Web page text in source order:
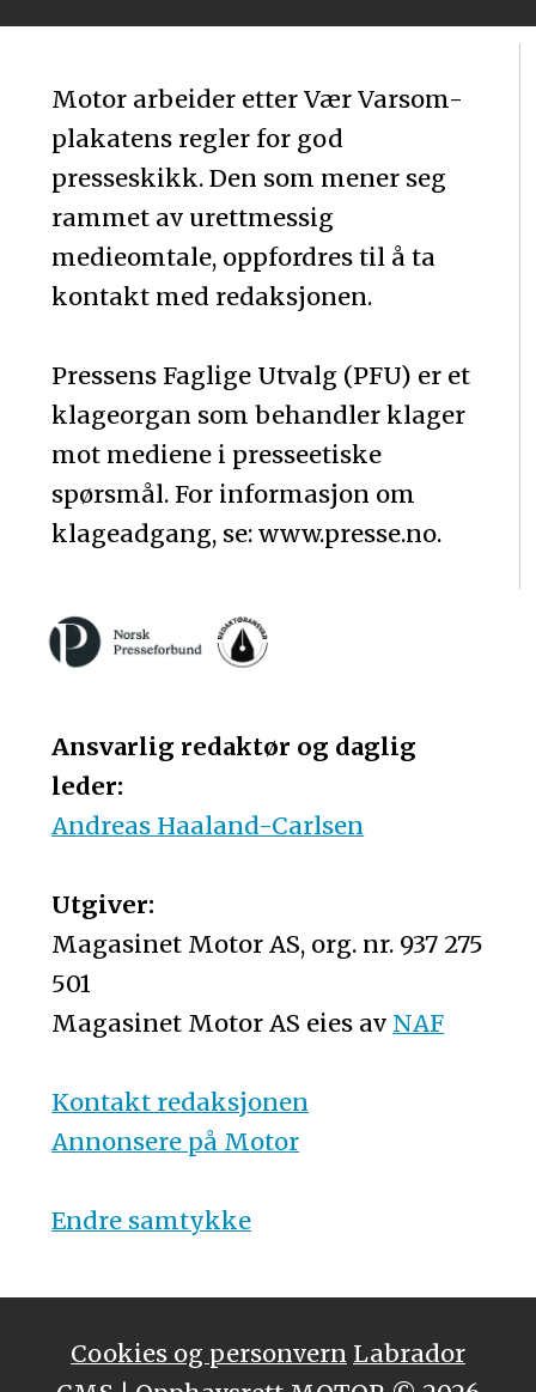
Motor arbeider etter Vær Varsom-
plakatens regler for god
presseskikk. Den som mener seg
rammet av urettmessig
medieomtale, oppfordres til å ta
kontakt med redaksjonen.
Pressens Faglige Utvalg (PFU) er et
klageorgan som behandler klager
mot mediene i presseetiske
spørsmål. For informasjon om
klageadgang, se: www.presse.no.
Ansvarlig redaktør og daglig
leder:
Andreas Haaland-Carlsen
Utgiver:
Magasinet Motor AS, org. nr. 937 275
501
Magasinet Motor AS eies av NAF
Kontakt redaksjonen
Annonsere på Motor
Endre samtykke
Cookies og personvern Labrador